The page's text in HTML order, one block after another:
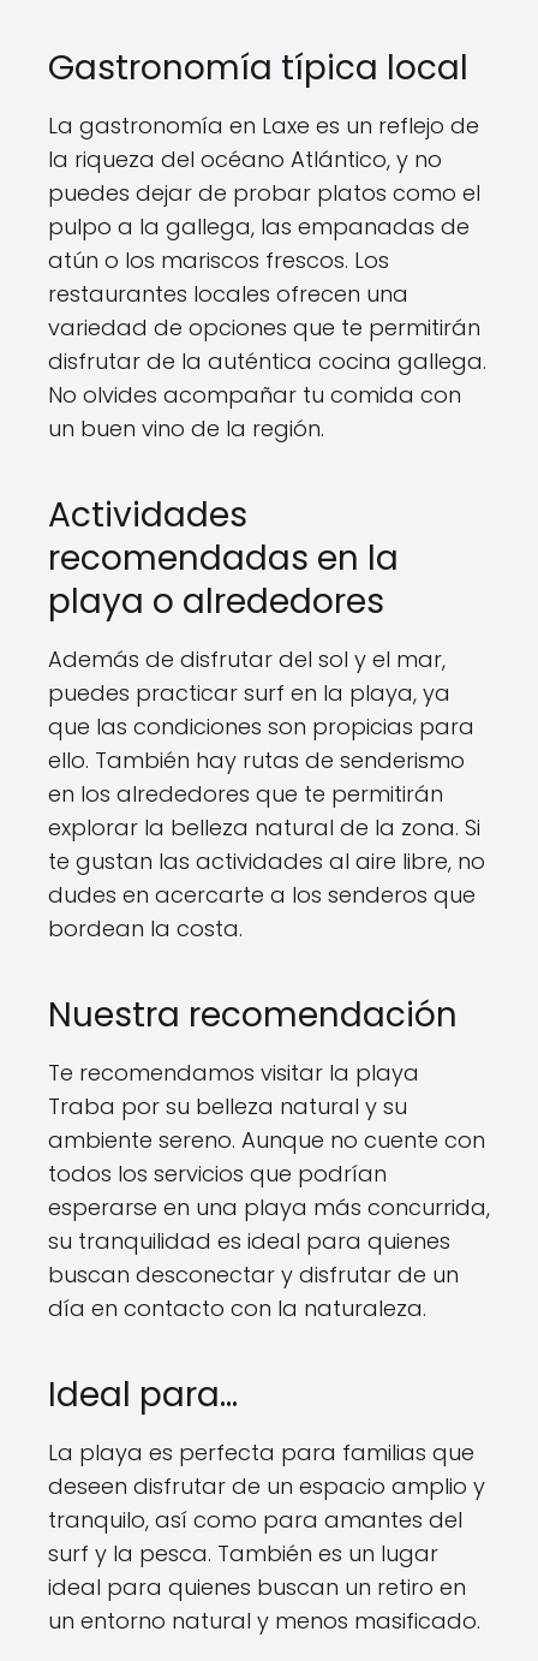
Gastronomía típica local
La gastronomía en Laxe es un reflejo de
la riqueza del océano Atlántico, y no
puedes dejar de probar platos como el
pulpo a la gallega, las empanadas de
atún o los mariscos frescos. Los
restaurantes locales ofrecen una
variedad de opciones que te permitirán
disfrutar de la auténtica cocina gallega.
No olvides acompañar tu comida con
un buen vino de la región.
Actividades
recomendadas en la
playa o alrededores
Además de disfrutar del sol y el mar,
puedes practicar surf en la playa, ya
que las condiciones son propicias para
ello. También hay rutas de senderismo
en los alrededores que te permitirán
explorar la belleza natural de la zona. Si
te gustan las actividades al aire libre, no
dudes en acercarte a los senderos que
bordean la costa.
Nuestra recomendación
Te recomendamos visitar la playa
Traba por su belleza natural y su
ambiente sereno. Aunque no cuente con
todos los servicios que podrían
esperarse en una playa más concurrida,
su tranquilidad es ideal para quienes
buscan desconectar y disfrutar de un
día en contacto con la naturaleza.
Ideal para…
La playa es perfecta para familias que
deseen disfrutar de un espacio amplio y
tranquilo, así como para amantes del
surf y la pesca. También es un lugar
ideal para quienes buscan un retiro en
un entorno natural y menos masificado.